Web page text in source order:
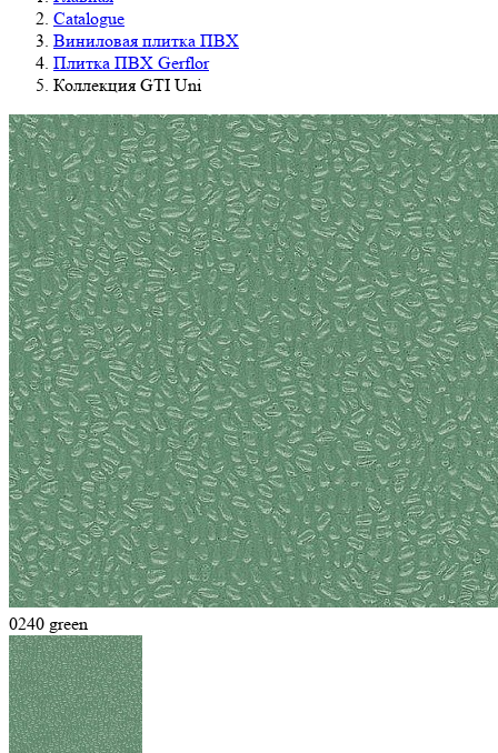
Catalogue
Виниловая плитка ПВХ
Плитка ПВХ Gerflor
Коллекция GTI Uni
0240 green